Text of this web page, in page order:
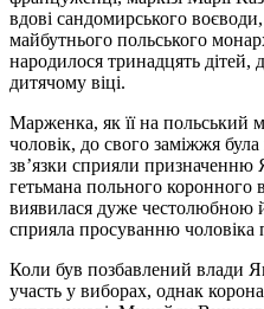
вдові сандомирського
майбутнього польського
народилося тринадцять дітей,
дитячому віці.
Марженка, як її на польський
чоловік, до свого заміжжя
зв’язки сприяли призначенню
гетьмана польного коронного
виявилася дуже честолюбною
сприяла просуванню чоловіка
Коли був позбавлений влади
участь у виборах, однак